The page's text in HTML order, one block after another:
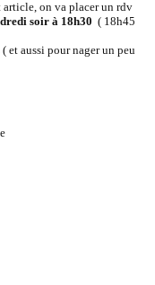
on va placer un rdv
soir à 18h30 ( 18h45
et aussi pour nager un peu